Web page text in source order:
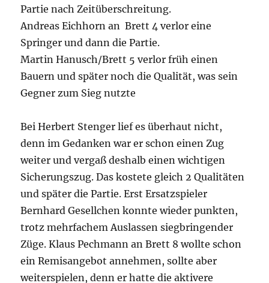
Partie nach Zeitüberschreitung.
Andreas Eichhorn an Brett 4 verlor eine
Springer und dann die Partie.
Martin Hanusch/Brett 5 verlor früh einen
Bauern und später noch die Qualität, was sein
Gegner zum Sieg nutzte
Bei Herbert Stenger lief es überhaut nicht,
denn im Gedanken war er schon einen Zug
weiter und vergaß deshalb einen wichtigen
Sicherungszug. Das kostete gleich 2 Qualitäten
und später die Partie. Erst Ersatzspieler
Bernhard Gesellchen konnte wieder punkten,
trotz mehrfachem Auslassen siegbringender
Züge. Klaus Pechmann an Brett 8 wollte schon
ein Remisangebot annehmen, sollte aber
weiterspielen, denn er hatte die aktivere